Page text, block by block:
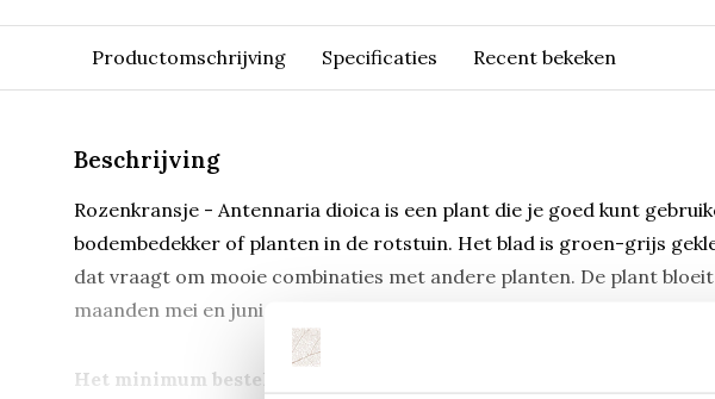
Productomschrijving Specificaties Recent bekeken
Beschrijving
Rozenkransje - Antennaria dioica is een plant die je goed kunt
bodembedekker of planten in de rotstuin. Het blad is groen-grijs
dat vraagt om mooie combinaties met andere planten. De plant
maanden mei en juni.
Het minimum bestelaantal is tijdelijk 3 stuks